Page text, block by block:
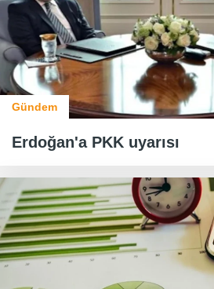
Gündem
Erdoğan'a PKK uyarısı